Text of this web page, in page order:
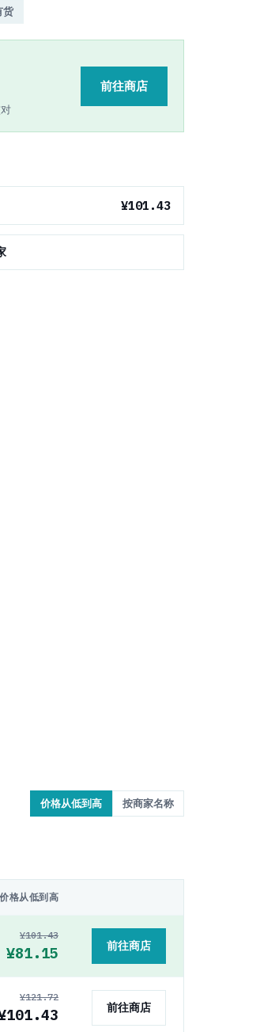
货
前往商店
¥101.43
价格从低到高 按商家名称
价格从低到高
¥101.43
¥81.15 前往商店
¥121.72
前往商店